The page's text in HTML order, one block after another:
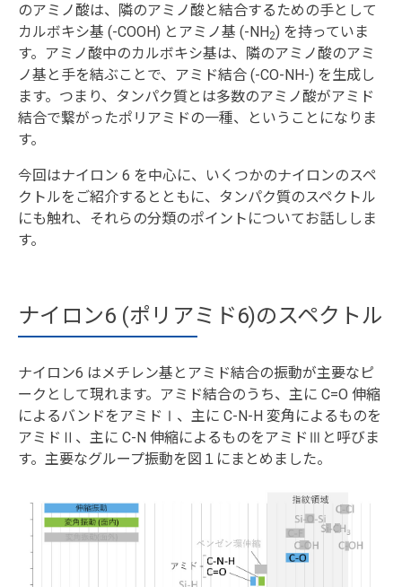
のアミノ酸は、隣のアミノ酸と結合するための手として
カルボキシ基 (-COOH) とアミノ基 (-NH2) を持っていま
す。アミノ酸中のカルボキシ基は、隣のアミノ酸のアミ
ノ基と手を結ぶことで、アミド結合 (-CO-NH-) を生成し
ます。つまり、タンパク質とは多数のアミノ酸がアミド
結合で繋がったポリアミドの一種、ということになりま
す。
今回はナイロン 6 を中心に、いくつかのナイロンのスペ
クトルをご紹介するとともに、タンパク質のスペクトル
にも触れ、それらの分類のポイントについてお話ししま
す。
ナイロン6 (ポリアミド6)のスペクトル
ナイロン6 はメチレン基とアミド結合の振動が主要なピ
ークとして現れます。アミド結合のうち、主に C=O 伸縮
によるバンドをアミドⅠ、主に C-N-H 変角によるものを
アミドⅡ、主に C-N 伸縮によるものをアミドⅢと呼びま
す。主要なグループ振動を図１にまとめました。